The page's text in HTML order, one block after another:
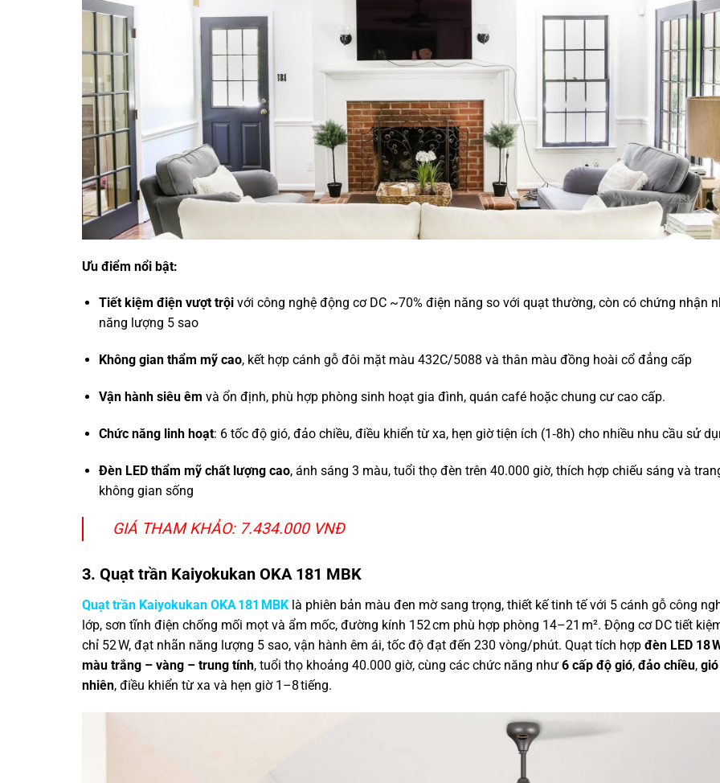
Ưu điểm nổi bật:
Tiết kiệm điện vượt trộivới công nghệ động cơ DC ~70% điện năng so với quạt thường, còn có chứng nhận
năng lượng 5 sao
Không gian thẩm mỹ cao, kết hợp cánh gỗ đôi mặt màu 432C/5088 và thân màu đồng hoài cổ đẳng cấp
Vận hành siêu êm và ổn định, phù hợp phòng sinh hoạt gia đình, quán café hoặc chung cư cao cấp.
Chức năng linh hoạt: 6 tốc độ gió, đảo chiều, điều khiển từ xa, hẹn giờ tiện ích (1‑8h) cho nhiều nhu cầu sử
Đèn LED thẩm mỹ chất lượng cao, ánh sáng 3 màu, tuổi thọ đèn trên 40.000 giờ, thích hợp chiếu sáng và
không gian sống
GIÁ THAM KHẢO: 7.434.000 VNĐ
3. Quạt trần Kaiyokukan OKA 181 MBK
Quạt trần Kaiyokukan OKA 181 MBK là phiên bản màu đen mờ sang trọng, thiết kế tinh tế với 5 cánh gỗ công
lớp, sơn tĩnh điện chống mối mọt và ẩm mốc, đường kính 152 cm phù hợp phòng 14–21 m². Động cơ DC tiết
chỉ 52 W, đạt nhãn năng lượng 5 sao, vận hành êm ái, tốc độ đạt đến 230 vòng/phút. Quạt tích hợp đèn LED 18
màu trắng – vàng – trung tính, tuổi thọ khoảng 40.000 giờ, cùng các chức năng như 6 cấp độ gió, đảo chiều,
nhiên, điều khiển từ xa và hẹn giờ 1–8 tiếng.